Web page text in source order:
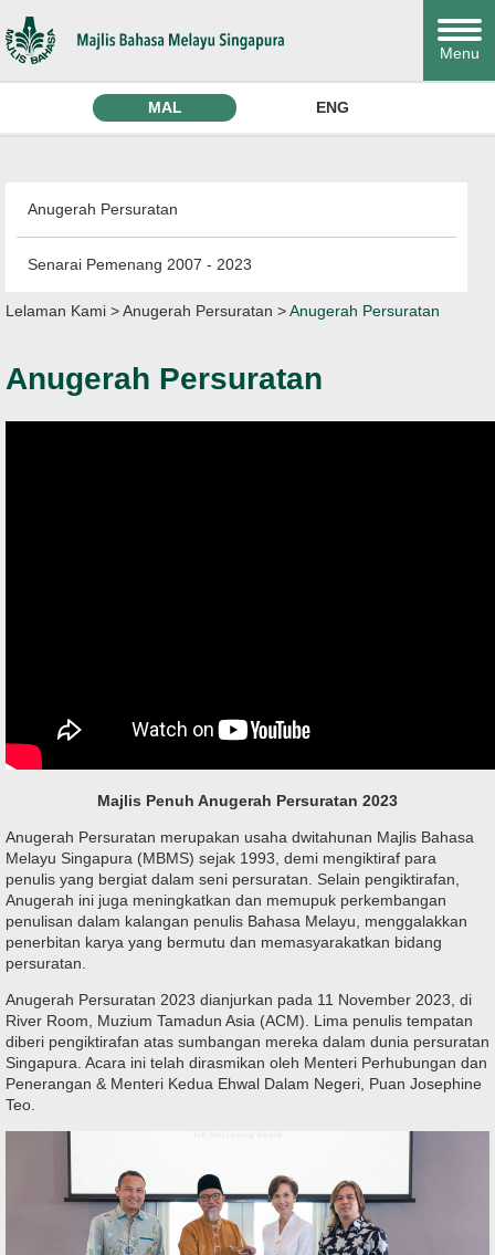
MAL ENG
Menu
Anugerah Persuratan
Senarai Pemenang 2007 - 2023
Lelaman Kami >Anugerah Persuratan >Anugerah Persuratan
Anugerah Persuratan
Majlis Penuh Anugerah Persuratan 2023
Anugerah Persuratan merupakan usaha dwitahunan Majlis Bahasa
Melayu Singapura (MBMS) sejak 1993, demi mengiktiraf para
penulis yang bergiat dalam seni persuratan. Selain pengiktirafan,
Anugerah ini juga meningkatkan dan memupuk perkembangan
penulisan dalam kalangan penulis Bahasa Melayu, menggalakkan
penerbitan karya yang bermutu dan memasyarakatkan bidang
persuratan.
Anugerah Persuratan 2023 dianjurkan pada 11 November 2023, di
River Room, Muzium Tamadun Asia (ACM). Lima penulis tempatan
diberi pengiktirafan atas sumbangan mereka dalam dunia persuratan
Singapura. Acara ini telah dirasmikan oleh Menteri Perhubungan dan
Penerangan & Menteri Kedua Ehwal Dalam Negeri, Puan Josephine
Teo.